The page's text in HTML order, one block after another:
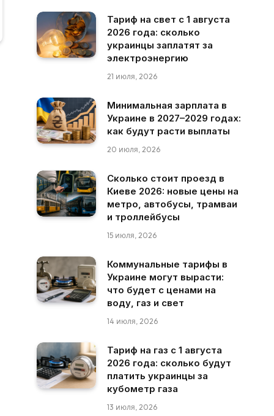
Тариф на свет с 1 августа
2026 года: сколько
украинцы заплатят за
электроэнергию
21 июля, 2026
Минимальная зарплата в
Украине в 2027–2029 годах:
как будут расти выплаты
20 июля, 2026
Сколько стоит проезд в
Киеве 2026: новые цены на
метро, автобусы, трамваи
и троллейбусы
15 июля, 2026
Коммунальные тарифы в
Украине могут вырасти:
что будет с ценами на
воду, газ и свет
14 июля, 2026
Тариф на газ с 1 августа
2026 года: сколько будут
платить украинцы за
кубометр газа
13 июля, 2026